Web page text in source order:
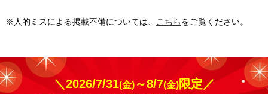
※人的ミスによる掲載不備については、 こちらをご覧ください。
＼2026/7/31(金)～8/7(金)限定／